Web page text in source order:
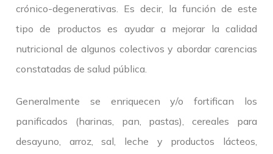
crónico-degenerativas. Es decir, la función de este
tipo de productos es ayudar a mejorar la calidad
nutricional de algunos colectivos y abordar carencias
constatadas de salud pública.
Generalmente se enriquecen y/o fortifican los
panificados (harinas, pan, pastas), cereales para
desayuno, arroz, sal, leche y productos lácteos,